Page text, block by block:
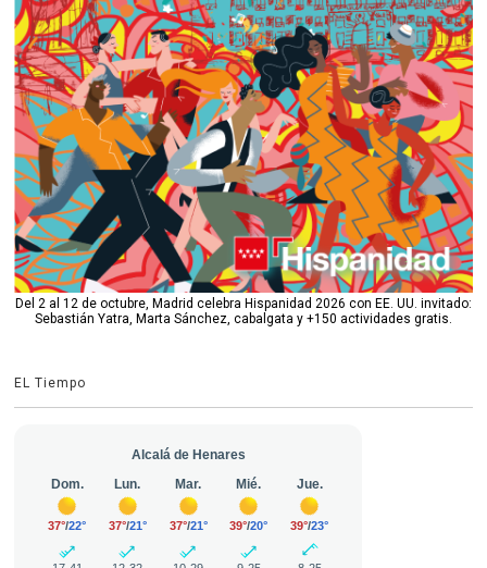
Del 2 al 12 de octubre, Madrid celebra Hispanidad 2026 con EE. UU. invitado:
Sebastián Yatra, Marta Sánchez, cabalgata y +150 actividades gratis.
EL Tiempo